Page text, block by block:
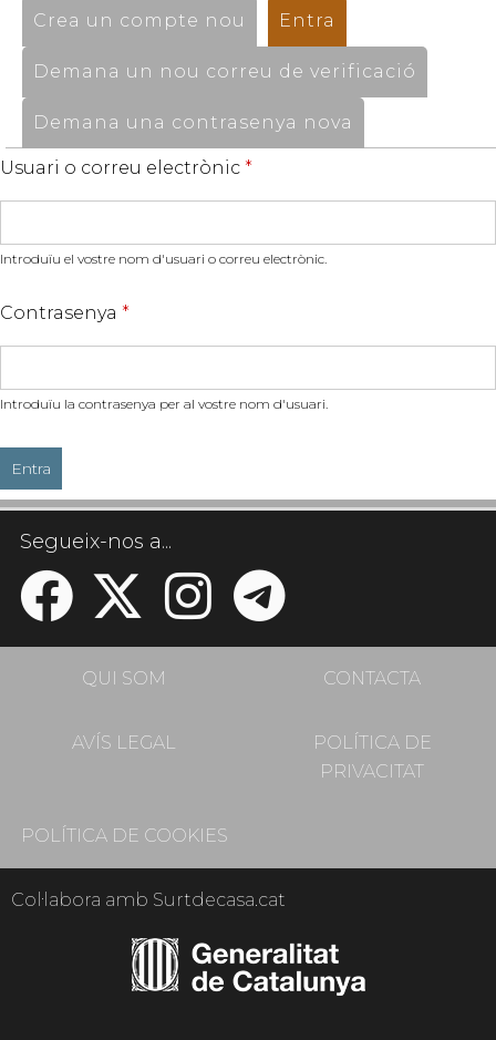
Crea un compte nou Entra
Demana un nou correu de verificació
Demana una contrasenya nova
Usuari o correu electrònic *
Introduïu el vostre nom d'usuari o correu electrònic.
Contrasenya *
Introduïu la contrasenya per al vostre nom d'usuari.
Segueix-nos a...
QUI SOM CONTACTA
AVÍS LEGAL
POLÍTICA DE
PRIVACITAT
POLÍTICA DE COOKIES
Col·labora amb Surtdecasa.cat